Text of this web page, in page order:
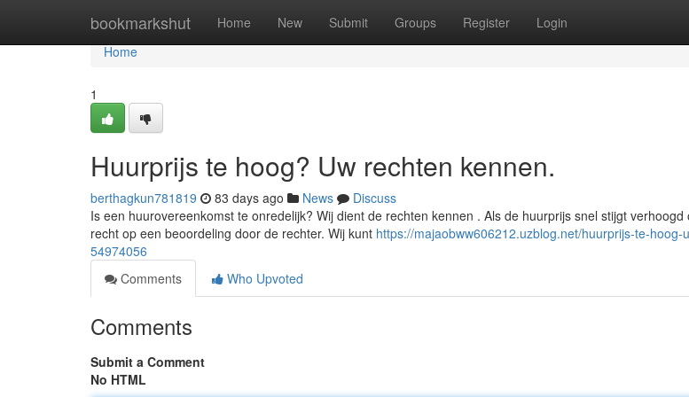
bookmarkshut Home New Submit Groups Register Login
Home
Home
1
Huurprijs te hoog? Uw rechten kennen.
berthagkun781819 83 days ago News
Discuss
Is een huurovereenkomst te onredelijk? Wij dient de rechten kennen . Als de huurprijs snel stijgt
recht op een beoordeling door de rechter. Wij kunt https://majaobww606212.uzblog.net/huurprijs-te-hoog-
54974056
Comments
Who Upvoted
Comments
Submit a Comment
No HTML